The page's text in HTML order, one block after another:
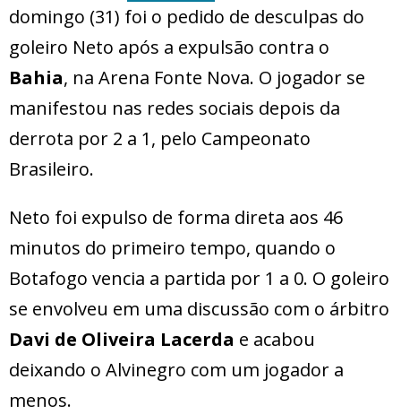
domingo (31) foi o pedido de desculpas do
goleiro Neto após a expulsão contra o
Bahia, na Arena Fonte Nova. O jogador se
manifestou nas redes sociais depois da
derrota por 2 a 1, pelo Campeonato
Brasileiro.
Neto foi expulso de forma direta aos 46
minutos do primeiro tempo, quando o
Botafogo vencia a partida por 1 a 0. O goleiro
se envolveu em uma discussão com o árbitro
Davi de Oliveira Lacerda e acabou
deixando o Alvinegro com um jogador a
menos.